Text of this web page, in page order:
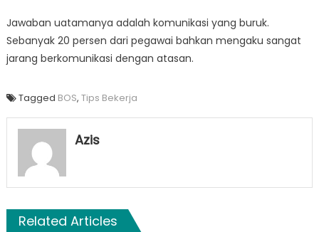
Jawaban uatamanya adalah komunikasi yang buruk.
Sebanyak 20 persen dari pegawai bahkan mengaku sangat
jarang berkomunikasi dengan atasan.
Tagged BOS, Tips Bekerja
Azis
Related Articles